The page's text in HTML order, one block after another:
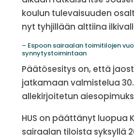
koulun tulevaisuuden
nyt tyhjillään alttiina
– Espoon sairaalan toimitilojen
synnytystoimintaan
Päätösesitys on, että
jatkamaan valmistelua
allekirjoitetun
HUS on päättänyt luopua
sairaalan tiloista syksyllä